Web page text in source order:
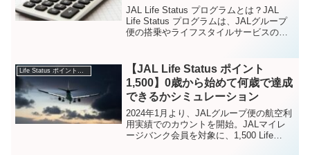
JAL Life Status プログラムとは？JAL
Life Status プログラムは、JALグループ
便の搭乗やライフスタイルサービスの利
St...
【JAL Life Status ポイント
1,500】0歳から始めて何歳で達成
できるかシミュレーション
2024年1月より、JALグループ便の航空利
用実績でのカウントを開始。JALマイレ
ージバンク会員を対象に、1,500 Life